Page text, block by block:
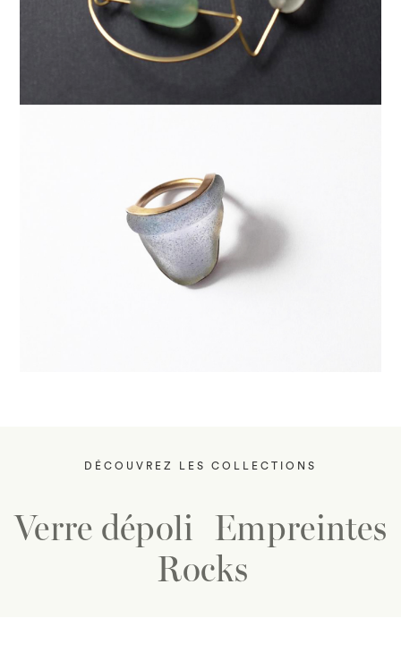
DÉCOUVREZ LES COLLECTIONS
Verre dépoli Empreintes
Rocks